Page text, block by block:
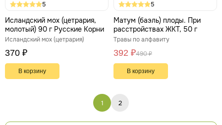
5
Исландский мох (цетрария,
молотый) 90 г Русские Корни
Исландский мох (цетрария)
370 ₽
В корзину
5
Матум (баэль) плоды. При
расстройствах ЖКТ, 50 г
Травы по алфавиту
392 ₽490 ₽
В корзину
1 2